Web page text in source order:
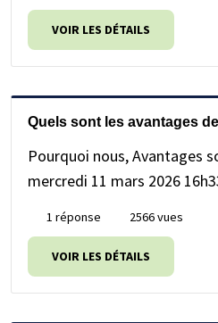
VOIR LES DÉTAILS
Quels sont les avantages
Pourquoi nous, Avantages
mercredi 11 mars 2026
1 réponse 2566 vues
VOIR LES DÉTAILS